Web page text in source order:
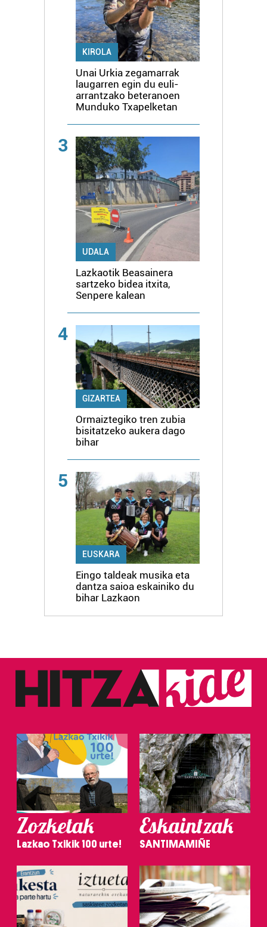
KIROLA
Unai Urkia zegamarrak
laugarren egin du euli-
arrantzako beteranoen
Munduko Txapelketan
3
UDALA
Lazkaotik Beasainera
sartzeko bidea itxita,
Senpere kalean
4
GIZARTEA
Ormaiztegiko tren zubia
bisitatzeko aukera dago
bihar
5
EUSKARA
Eingo taldeak musika eta
dantza saioa eskainiko du
bihar Lazkaon
Zozketak
Lazkao Txikik 100 urte!
Eskaintzak
SANTIMAMIÑE